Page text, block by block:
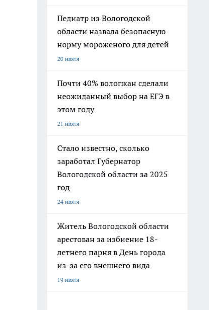
Педиатр из Вологодской
области назвала безопасную
норму мороженого для детей
20 июля
Почти 40% вологжан сделали
неожиданный выбор на ЕГЭ в
этом году
21 июля
Стало известно, сколько
заработал Губернатор
Вологодской области за 2025
год
24 июля
Житель Вологодской области
арестован за избиение 18-
летнего парня в День города
из-за его внешнего вида
19 июля